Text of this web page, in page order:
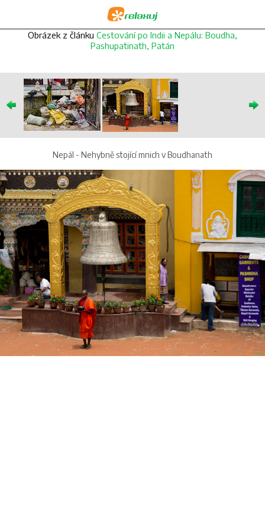
Obrázek z článku Cestování po Indii a Nepálu: Boudha,
Pashupatinath, Patán
Nepál - Nehybně stojící mnich v Boudhanath